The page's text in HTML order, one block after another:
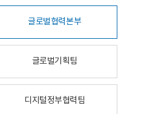
글로벌협력본부
글로벌기획팀
디지털정부협력팀